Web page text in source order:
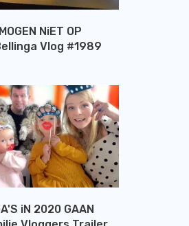
NiET OP
Vlog #1989
iN 2020 GAAN